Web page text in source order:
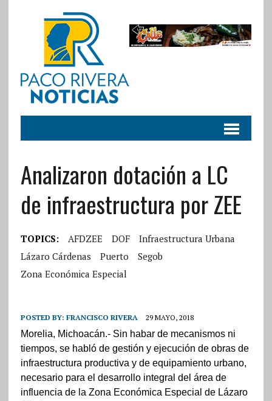
Analizaron dotación a LC
de infraestructura por ZEE
TOPICS: AFDZEE DOF
Infraestructura Urbana
Lázaro Cárdenas
Puerto
Segob
Zona Económica Especial
POSTED BY: FRANCISCO RIVERA 29 MAYO, 2018
Morelia, Michoacán.- Sin habar de mecanismos ni
tiempos, se habló de gestión y ejecución de obras de
infraestructura productiva y de equipamiento urbano,
necesario para el desarrollo integral del área de
influencia de la Zona Económica Especial de Lázaro